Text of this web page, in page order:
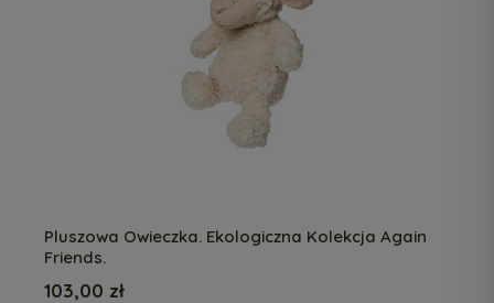
Pluszowa Owieczka. Ekologiczna Kolekcja Again
Friends.
103,00 zł